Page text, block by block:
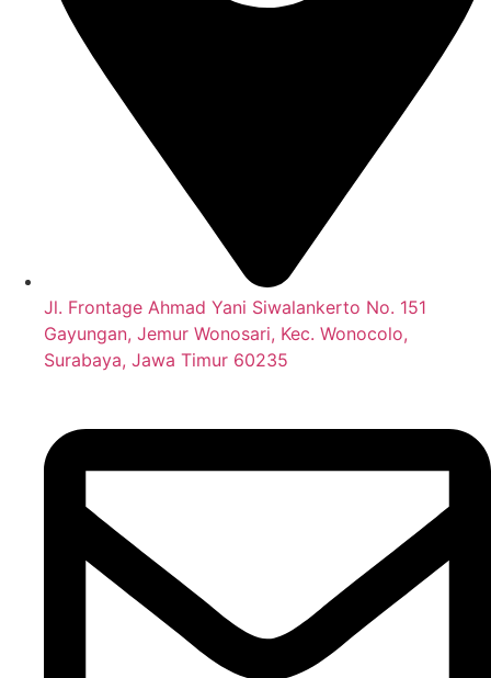
Jl. Frontage Ahmad Yani Siwalankerto No. 151
Gayungan, Jemur Wonosari, Kec. Wonocolo,
Surabaya, Jawa Timur 60235